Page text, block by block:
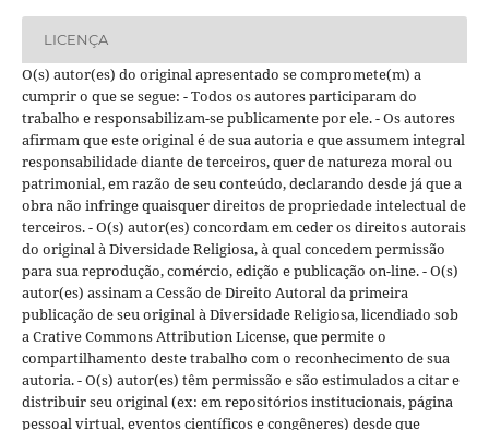
LICENÇA
O(s) autor(es) do original apresentado se compromete(m) a
cumprir o que se segue: - Todos os autores participaram do
trabalho e responsabilizam-se publicamente por ele. - Os autores
afirmam que este original é de sua autoria e que assumem integral
responsabilidade diante de terceiros, quer de natureza moral ou
patrimonial, em razão de seu conteúdo, declarando desde já que a
obra não infringe quaisquer direitos de propriedade intelectual de
terceiros. - O(s) autor(es) concordam em ceder os direitos autorais
do original à Diversidade Religiosa, à qual concedem permissão
para sua reprodução, comércio, edição e publicação on-line. - O(s)
autor(es) assinam a Cessão de Direito Autoral da primeira
publicação de seu original à Diversidade Religiosa, licendiado sob
a Crative Commons Attribution License, que permite o
compartilhamento deste trabalho com o reconhecimento de sua
autoria. - O(s) autor(es) têm permissão e são estimulados a citar e
distribuir seu original (ex: em repositórios institucionais, página
pessoal virtual, eventos científicos e congêneres) desde que